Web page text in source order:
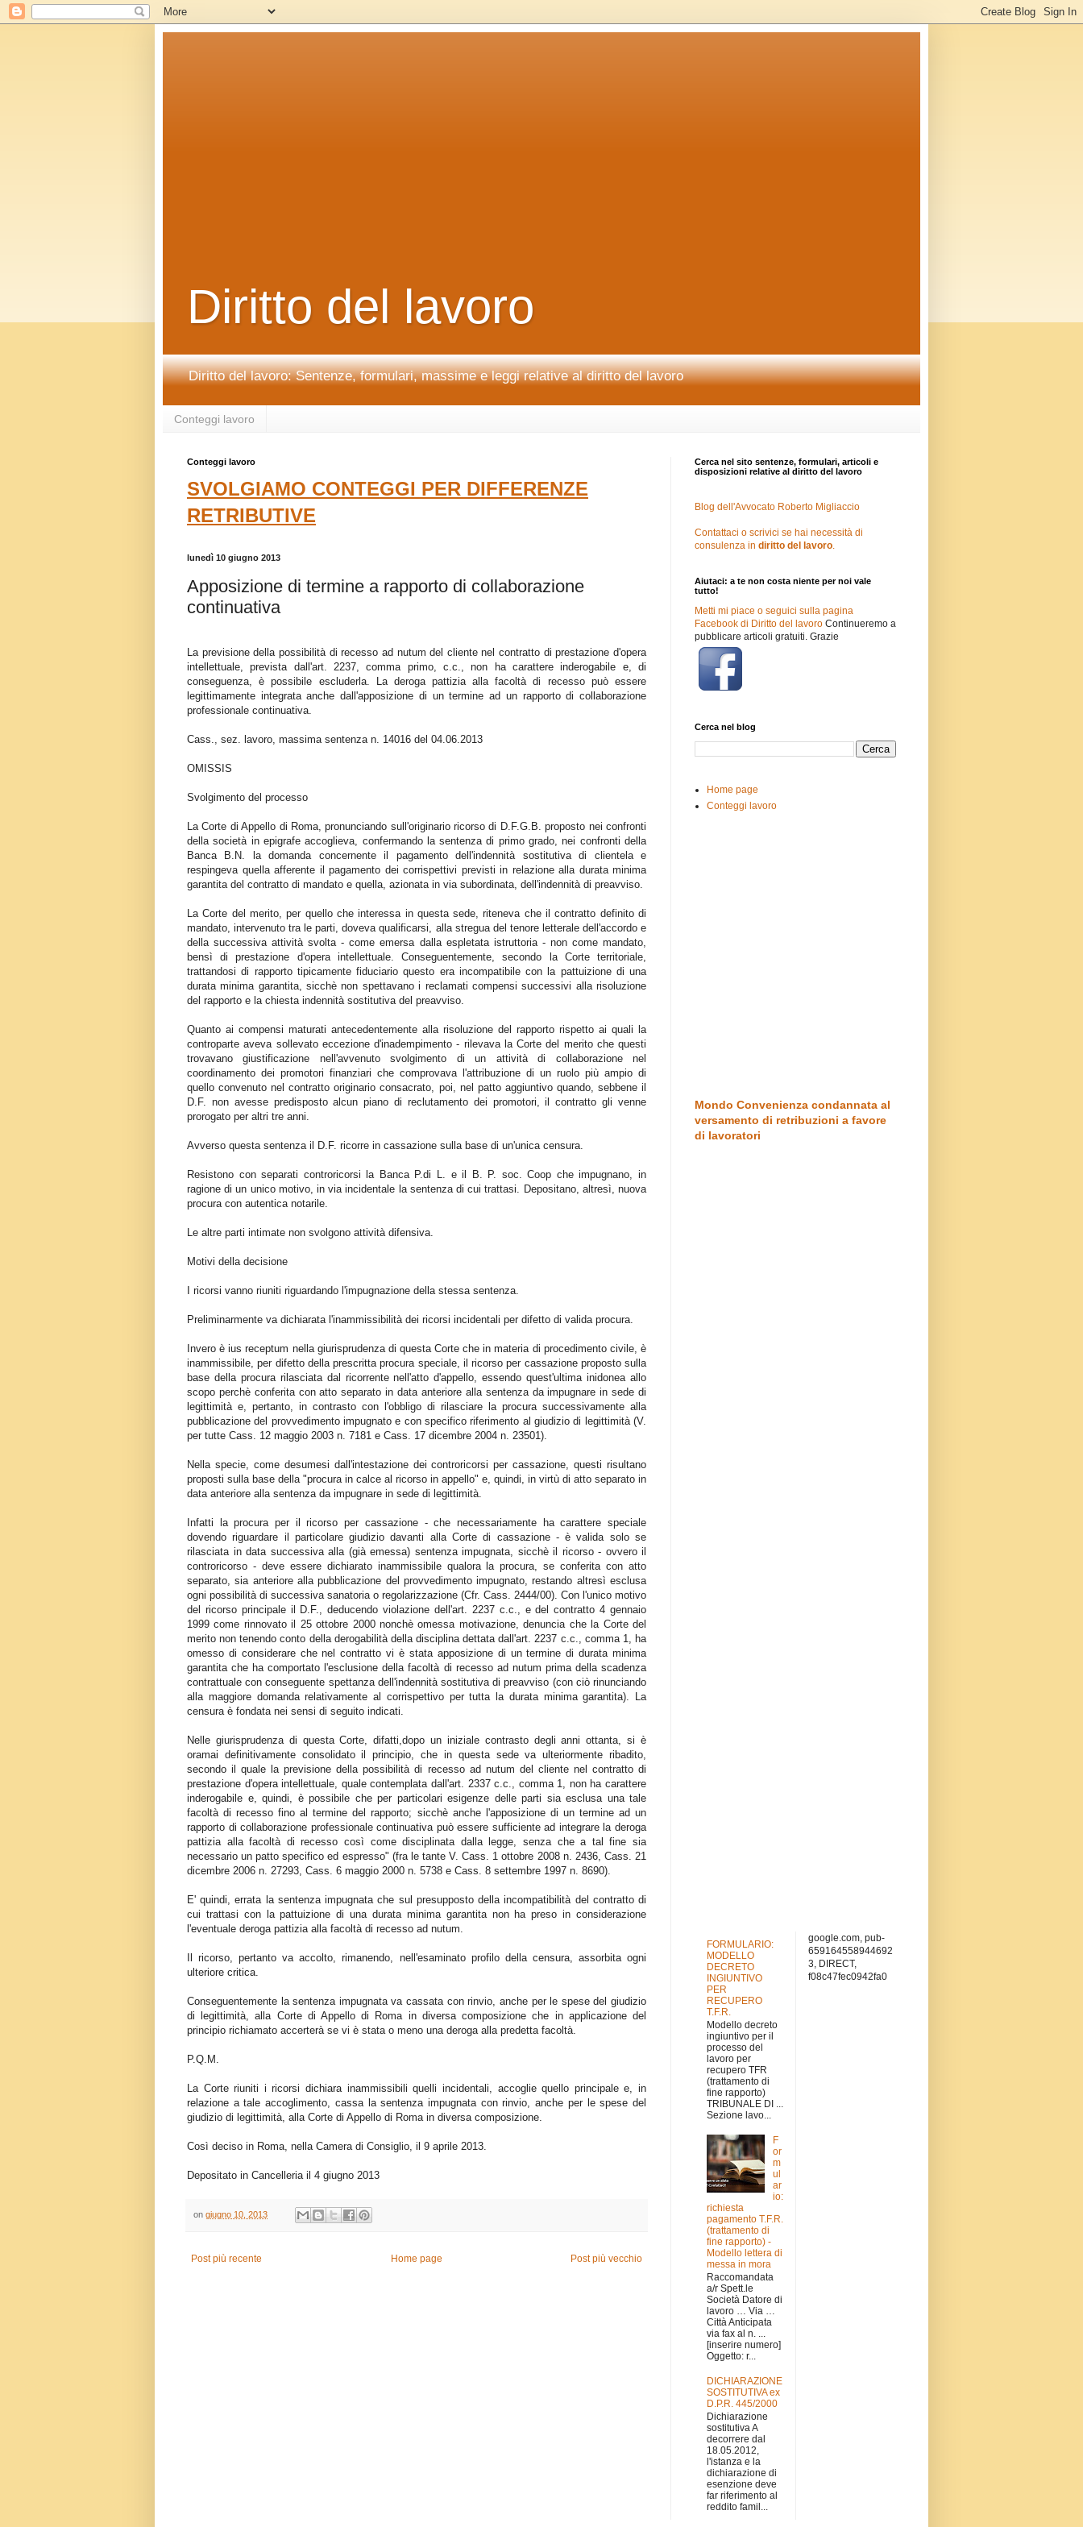
Diritto del lavoro
Diritto del lavoro: Sentenze, formulari, massime e leggi relative al diritto del lavoro
Conteggi lavoro
Conteggi lavoro
SVOLGIAMO CONTEGGI PER DIFFERENZE
RETRIBUTIVE
lunedì 10 giugno 2013
Apposizione di termine a rapporto di collaborazione
continuativa
La previsione della possibilità di recesso ad nutum del cliente nel contratto di prestazione d'opera
intellettuale, prevista dall'art. 2237, comma primo, c.c., non ha carattere inderogabile e, di
conseguenza, è possibile escluderla. La deroga pattizia alla facoltà di recesso può essere
legittimamente integrata anche dall'apposizione di un termine ad un rapporto di collaborazione
professionale continuativa.
Cass., sez. lavoro, massima sentenza n. 14016 del 04.06.2013
OMISSIS
Svolgimento del processo
La Corte di Appello di Roma, pronunciando sull'originario ricorso di D.F.G.B. proposto nei confronti
della società in epigrafe accoglieva, confermando la sentenza di primo grado, nei confronti della
Banca B.N. la domanda concernente il pagamento dell'indennità sostitutiva di clientela e
respingeva quella afferente il pagamento dei corrispettivi previsti in relazione alla durata minima
garantita del contratto di mandato e quella, azionata in via subordinata, dell'indennità di preavviso.
La Corte del merito, per quello che interessa in questa sede, riteneva che il contratto definito di
mandato, intervenuto tra le parti, doveva qualificarsi, alla stregua del tenore letterale dell'accordo e
della successiva attività svolta - come emersa dalla espletata istruttoria - non come mandato,
bensì di prestazione d'opera intellettuale. Conseguentemente, secondo la Corte territoriale,
trattandosi di rapporto tipicamente fiduciario questo era incompatibile con la pattuizione di una
durata minima garantita, sicchè non spettavano i reclamati compensi successivi alla risoluzione
del rapporto e la chiesta indennità sostitutiva del preavviso.
Quanto ai compensi maturati antecedentemente alla risoluzione del rapporto rispetto ai quali la
controparte aveva sollevato eccezione d'inadempimento - rilevava la Corte del merito che questi
trovavano giustificazione nell'avvenuto svolgimento di un attività di collaborazione nel
coordinamento dei promotori finanziari che comprovava l'attribuzione di un ruolo più ampio di
quello convenuto nel contratto originario consacrato, poi, nel patto aggiuntivo quando, sebbene il
D.F. non avesse predisposto alcun piano di reclutamento dei promotori, il contratto gli venne
prorogato per altri tre anni.
Avverso questa sentenza il D.F. ricorre in cassazione sulla base di un'unica censura.
Resistono con separati controricorsi la Banca P.di L. e il B. P. soc. Coop che impugnano, in
ragione di un unico motivo, in via incidentale la sentenza di cui trattasi. Depositano, altresì, nuova
procura con autentica notarile.
Le altre parti intimate non svolgono attività difensiva.
Motivi della decisione
I ricorsi vanno riuniti riguardando l'impugnazione della stessa sentenza.
Preliminarmente va dichiarata l'inammissibilità dei ricorsi incidentali per difetto di valida procura.
Invero è ius receptum nella giurisprudenza di questa Corte che in materia di procedimento civile, è
inammissibile, per difetto della prescritta procura speciale, il ricorso per cassazione proposto sulla
base della procura rilasciata dal ricorrente nell'atto d'appello, essendo quest'ultima inidonea allo
scopo perchè conferita con atto separato in data anteriore alla sentenza da impugnare in sede di
legittimità e, pertanto, in contrasto con l'obbligo di rilasciare la procura successivamente alla
pubblicazione del provvedimento impugnato e con specifico riferimento al giudizio di legittimità (V.
per tutte Cass. 12 maggio 2003 n. 7181 e Cass. 17 dicembre 2004 n. 23501).
Nella specie, come desumesi dall'intestazione dei controricorsi per cassazione, questi risultano
proposti sulla base della "procura in calce al ricorso in appello" e, quindi, in virtù di atto separato in
data anteriore alla sentenza da impugnare in sede di legittimità.
Infatti la procura per il ricorso per cassazione - che necessariamente ha carattere speciale
dovendo riguardare il particolare giudizio davanti alla Corte di cassazione - è valida solo se
rilasciata in data successiva alla (già emessa) sentenza impugnata, sicchè il ricorso - ovvero il
controricorso - deve essere dichiarato inammissibile qualora la procura, se conferita con atto
separato, sia anteriore alla pubblicazione del provvedimento impugnato, restando altresì esclusa
ogni possibilità di successiva sanatoria o regolarizzazione (Cfr. Cass. 2444/00). Con l'unico motivo
del ricorso principale il D.F., deducendo violazione dell'art. 2237 c.c., e del contratto 4 gennaio
1999 come rinnovato il 25 ottobre 2000 nonchè omessa motivazione, denuncia che la Corte del
merito non tenendo conto della derogabilità della disciplina dettata dall'art. 2237 c.c., comma 1, ha
omesso di considerare che nel contratto vi è stata apposizione di un termine di durata minima
garantita che ha comportato l'esclusione della facoltà di recesso ad nutum prima della scadenza
contrattuale con conseguente spettanza dell'indennità sostitutiva di preavviso (con ciò rinunciando
alla maggiore domanda relativamente al corrispettivo per tutta la durata minima garantita). La
censura è fondata nei sensi di seguito indicati.
Nelle giurisprudenza di questa Corte, difatti,dopo un iniziale contrasto degli anni ottanta, si è
oramai definitivamente consolidato il principio, che in questa sede va ulteriormente ribadito,
secondo il quale la previsione della possibilità di recesso ad nutum del cliente nel contratto di
prestazione d'opera intellettuale, quale contemplata dall'art. 2337 c.c., comma 1, non ha carattere
inderogabile e, quindi, è possibile che per particolari esigenze delle parti sia esclusa una tale
facoltà di recesso fino al termine del rapporto; sicchè anche l'apposizione di un termine ad un
rapporto di collaborazione professionale continuativa può essere sufficiente ad integrare la deroga
pattizia alla facoltà di recesso così come disciplinata dalla legge, senza che a tal fine sia
necessario un patto specifico ed espresso" (fra le tante V. Cass. 1 ottobre 2008 n. 2436, Cass. 21
dicembre 2006 n. 27293, Cass. 6 maggio 2000 n. 5738 e Cass. 8 settembre 1997 n. 8690).
E' quindi, errata la sentenza impugnata che sul presupposto della incompatibilità del contratto di
cui trattasi con la pattuizione di una durata minima garantita non ha preso in considerazione
l'eventuale deroga pattizia alla facoltà di recesso ad nutum.
Il ricorso, pertanto va accolto, rimanendo, nell'esaminato profilo della censura, assorbita ogni
ulteriore critica.
Conseguentemente la sentenza impugnata va cassata con rinvio, anche per le spese del giudizio
di legittimità, alla Corte di Appello di Roma in diversa composizione che in applicazione del
principio richiamato accerterà se vi è stata o meno una deroga alla predetta facoltà.
P.Q.M.
La Corte riuniti i ricorsi dichiara inammissibili quelli incidentali, accoglie quello principale e, in
relazione a tale accoglimento, cassa la sentenza impugnata con rinvio, anche per le spese del
giudizio di legittimità, alla Corte di Appello di Roma in diversa composizione.
Così deciso in Roma, nella Camera di Consiglio, il 9 aprile 2013.
Depositato in Cancelleria il 4 giugno 2013
on giugno 10, 2013
Post più recente Post più vecchio
Home page
Cerca nel sito sentenze, formulari, articoli e
disposizioni relative al diritto del lavoro
Blog dell'Avvocato Roberto Migliaccio
Contattaci o scrivici se hai necessità di
consulenza in diritto del lavoro.
Aiutaci: a te non costa niente per noi vale
tutto!
Metti mi piace o seguici sulla pagina
Facebook di Diritto del lavoro Continueremo a
pubblicare articoli gratuiti. Grazie
Cerca nel blog
Home page
Conteggi lavoro
Mondo Convenienza condannata al
versamento di retribuzioni a favore
di lavoratori
FORMULARIO:
MODELLO
DECRETO
INGIUNTIVO
PER
RECUPERO
T.F.R.
Modello decreto
ingiuntivo per il
processo del
lavoro per
recupero TFR
(trattamento di
fine rapporto)
TRIBUNALE DI ...
Sezione lavo...
F
or
m
ul
ar
io:
richiesta
pagamento T.F.R.
(trattamento di
fine rapporto) -
Modello lettera di
messa in mora
Raccomandata
a/r Spett.le
Società Datore di
lavoro … Via …
Città Anticipata
via fax al n. ...
[inserire numero]
Oggetto: r...
DICHIARAZIONE
SOSTITUTIVA ex
D.P.R. 445/2000
Dichiarazione
sostitutiva A
decorrere dal
18.05.2012,
l'istanza e la
dichiarazione di
esenzione deve
far riferimento al
reddito famil...
google.com, pub-
659164558944692
3, DIRECT,
f08c47fec0942fa0